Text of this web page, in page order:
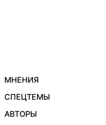
МНЕНИЯ
СПЕЦТЕМЫ
АВТОРЫ